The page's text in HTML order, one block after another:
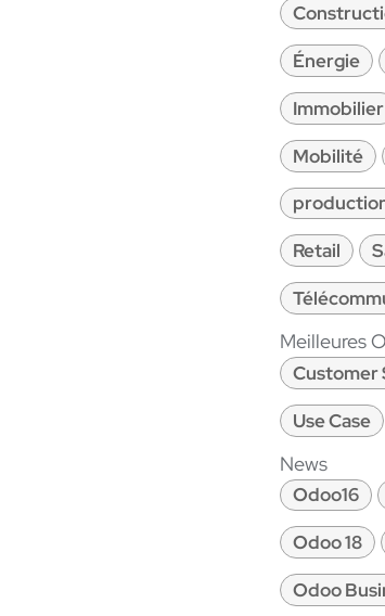
Énergie
Immobilier
Mobilité
Retail
Meilleures
Customer
Use Case
News
Odoo16
Odoo 18
Odoo